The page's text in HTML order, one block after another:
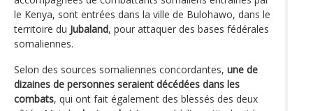
le Kenya, sont entrées dans la ville de Bulohawo, dans le
territoire du Jubaland, pour attaquer des bases fédérales
somaliennes.
Selon des sources somaliennes concordantes, une de
dizaines de personnes seraient décédées dans les
combats, qui ont fait également des blessés des deux